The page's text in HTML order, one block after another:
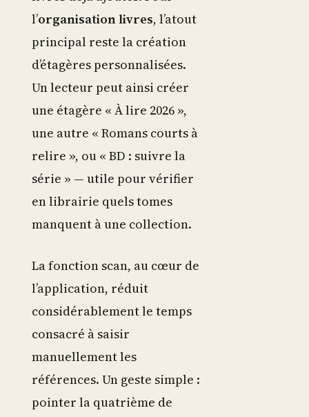
l’organisation livres, l’atout
principal reste la création
d’étagères personnalisées.
Un lecteur peut ainsi créer
une étagère « À lire 2026 »,
une autre « Romans courts à
relire », ou « BD : suivre la
série » — utile pour vérifier
en librairie quels tomes
manquent à une collection.
La fonction scan, au cœur de
l’application, réduit
considérablement le temps
consacré à saisir
manuellement les
références. Un geste simple :
pointer la quatrième de